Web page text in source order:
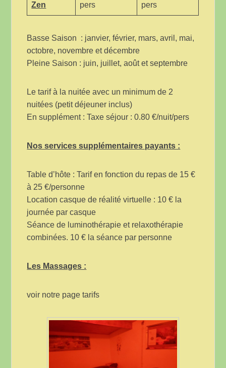
Zen
pers
pers
Basse Saison : janvier, février, mars, avril, mai,
octobre, novembre et décembre
Pleine Saison : juin, juillet, août et septembre
Le tarif à la nuitée avec un minimum de 2
nuitées (petit déjeuner inclus)
En supplément : Taxe séjour : 0.80 €/nuit/pers
Nos services supplémentaires payants :
Table d’hôte : Tarif en fonction du repas de 15 €
à 25 €/personne
Location casque de réalité virtuelle : 10 € la
journée par casque
Séance de luminothérapie et relaxothérapie
combinées. 10 € la séance par personne
Les Massages :
voir notre page tarifs